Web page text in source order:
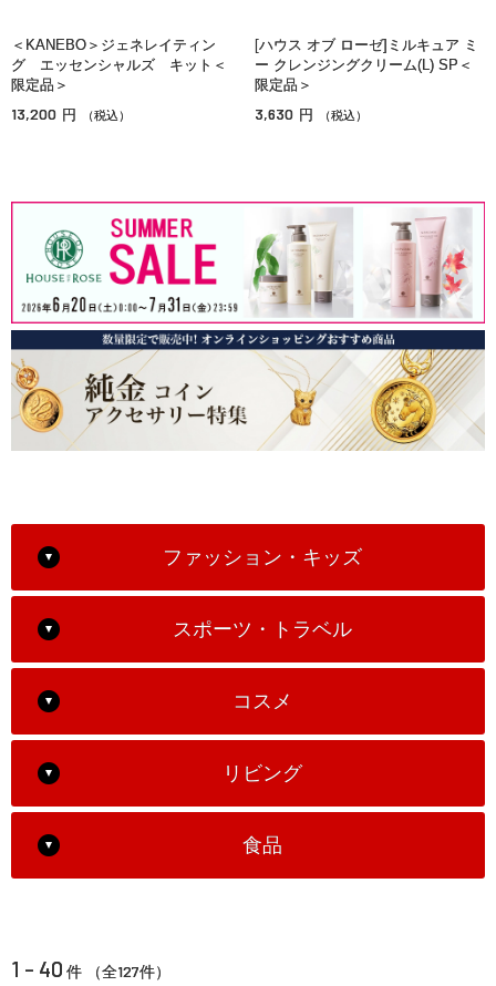
＜KANEBO＞ジェネレイティン
グ エッセンシャルズ キット＜
限定品＞
13,200 円 （税込）
[ハウス オブ ローゼ]ミルキュア ミ
ー クレンジングクリーム(L) SP＜
限定品＞
3,630 円 （税込）
ファッション・キッズ
スポーツ・トラベル
コスメ
リビング
食品
1 - 40 件 （全127件）